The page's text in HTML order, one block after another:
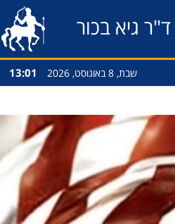
ד"ר גיא בכור
שבת, 8 באוגוסט, 2026 13:01